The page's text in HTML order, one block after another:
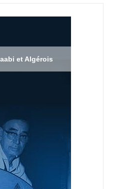
et Algérois